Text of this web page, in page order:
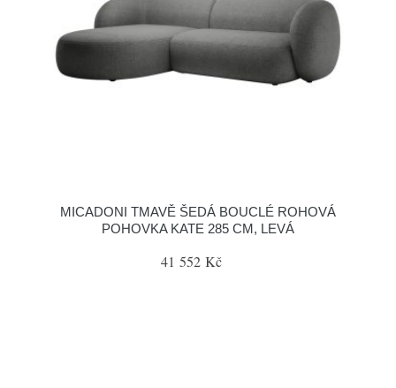
MICADONI TMAVĚ ŠEDÁ BOUCLÉ ROHOVÁ
POHOVKA KATE 285 CM, LEVÁ
41 552 Kč